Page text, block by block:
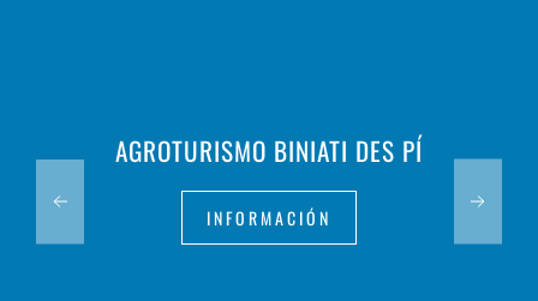
AGROTURISMO BINIATI DES PÍ
INFORMACIÓN